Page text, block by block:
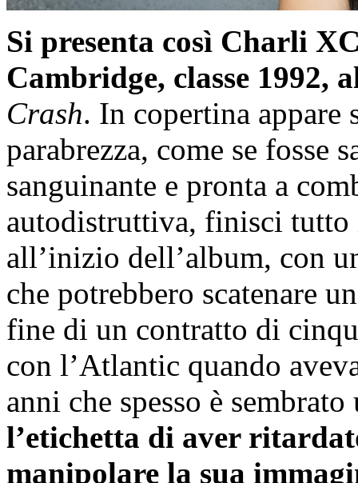
Si presenta così Charli
Cambridge, classe 1992,
Crash. In copertina appare
parabrezza, come se fosse
sanguinante e pronta a
autodistruttiva, finisci tutto
all’inizio dell’album, con
che potrebbero scatenare
fine di un contratto di
con l’Atlantic quando
anni che spesso è
l’etichetta di aver
manipolare la sua